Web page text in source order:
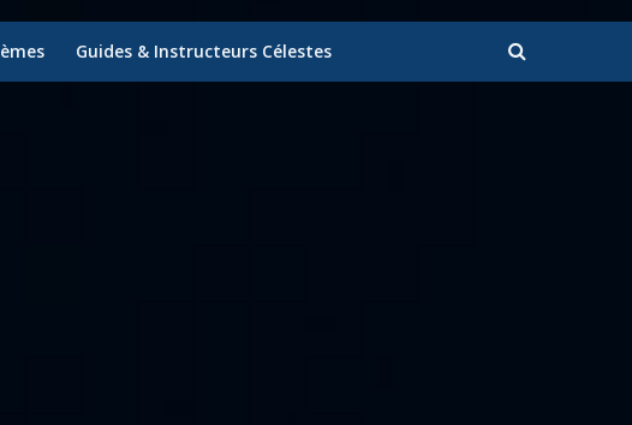
Guides & Instructeurs Célestes